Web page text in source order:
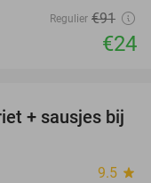
Regulier €91
€24
44%
+ sausjes bij
9.5 star